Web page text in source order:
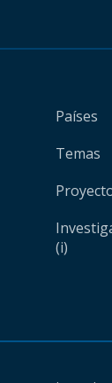
Países
Temas
(i)